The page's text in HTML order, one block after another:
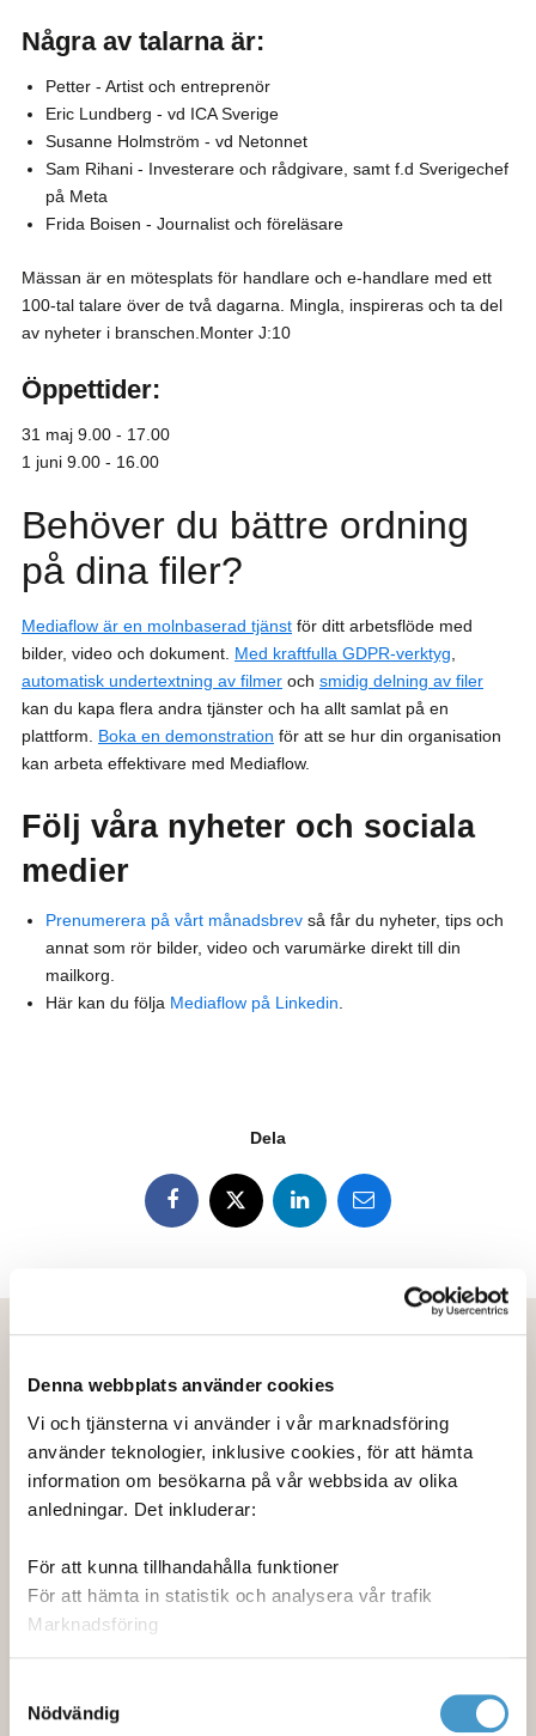
Denna webbplats använder cookies
Vi och tjänsterna vi använder i vår marknadsföring
använder teknologier, inklusive cookies, för att hämta
information om besökarna på vår webbsida av olika
anledningar. Det inkluderar:
För att kunna tillhandahålla funktioner
För att hämta in statistik och analysera vår trafik
Marknadsföring
samtliga användningsområden. Du kan också välja att
Nödvändig
Några av talarna är:
Petter - Artist och entreprenör
Eric Lundberg - vd ICA Sverige
Susanne Holmström - vd Netonnet
Sam Rihani - Investerare och rådgivare, samt f.d Sverigechef
på Meta
Frida Boisen - Journalist och föreläsare
Mässan är en mötesplats för handlare och e-handlare med ett
100-tal talare över de två dagarna. Mingla, inspireras och ta del
av nyheter i branschen.Monter J:10
Öppettider:
31 maj 9.00 - 17.00
1 juni 9.00 - 16.00
Behöver du bättre ordning
på dina filer?
Mediaflow är en molnbaserad tjänst för ditt arbetsflöde med
bilder, video och dokument. Med kraftfulla GDPR-verktyg
automatisk undertextning av filmer och smidig delning av filer
kan du kapa flera andra tjänster och ha allt samlat på en
plattform. Boka en demonstration för att se hur din organisation
kan arbeta effektivare med Mediaflow.
Följ våra nyheter och sociala
medier
Prenumerera på vårt månadsbrev så får du nyheter, tips och
annat som rör bilder, video och varumärke direkt till din
mailkorg.
Här kan du följa Mediaflow på Linkedin
Dela
Redo för AI-märkning och mycket mer: det här